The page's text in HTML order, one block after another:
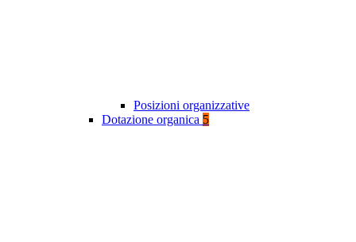
Posizioni organizzative
Dotazione organica 5